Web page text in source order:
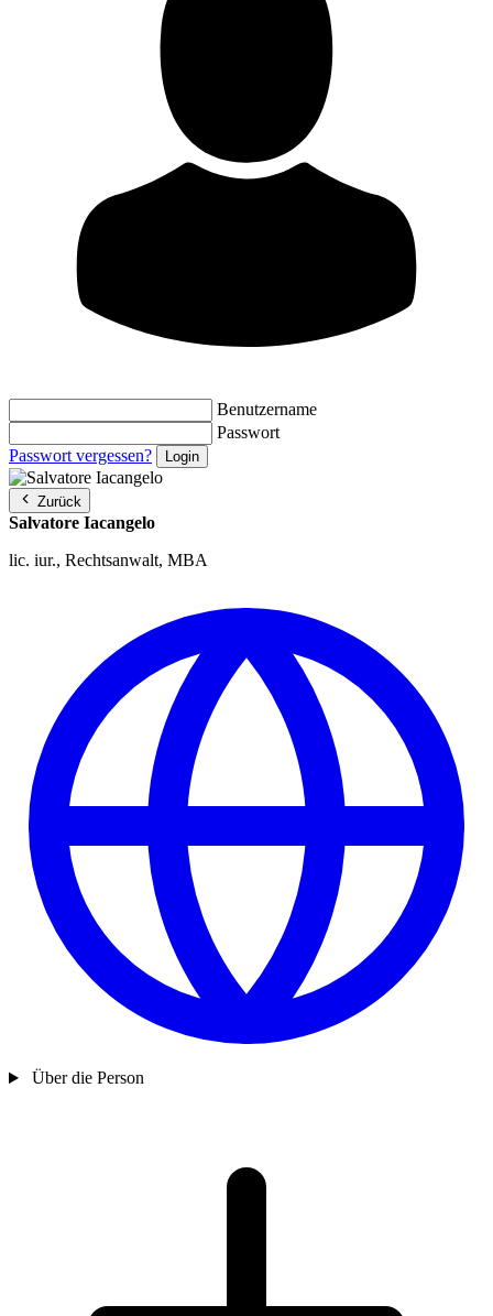
Benutzername
Passwort
Passwort vergessen?
Zurück
Salvatore Iacangelo
lic. iur., Rechtsanwalt, MBA
Über die Person